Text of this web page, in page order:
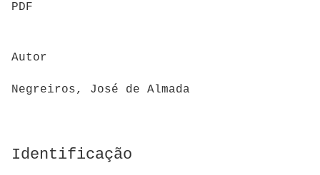
PDF
Autor
Negreiros, José de Almada
Identificação